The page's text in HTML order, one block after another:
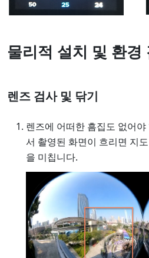
물리적 설치 및 환경
렌즈 검사 및 닦기
렌즈에 어떠한 흠집도 없어
서 촬영된 화면이 흐리면 지
을 미칩니다.